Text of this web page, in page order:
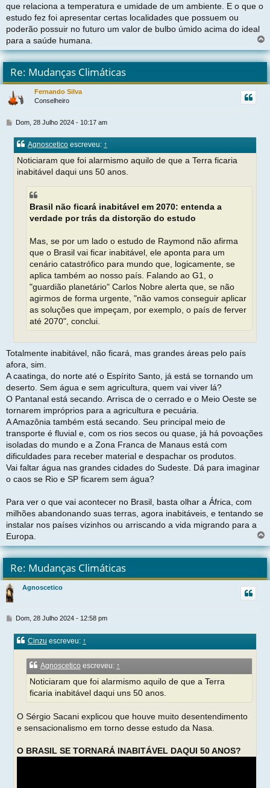
que relaciona a temperatura e umidade de um ambiente. E o que o
estudo fez foi apresentar certas localidades que possuem ou
poderão possuir no futuro um valor de bulbo úmido acima do ideal
para a saúde humana.
o
t
Re: Mudanças Climáticas
Fernando Silva
Conselheiro
M
n
Dom, 28 Julho 2024 - 10:17 am
Agnoscetico escreveu: ↑
Noticiaram que foi alarmismo aquilo de que a Terra ficaria
inabitável daqui uns 50 anos.
Brasil não ficará inabitável em 2070: entenda a
verdade por trás da distorção do estudo
Mas, se por um lado o estudo de Raymond não afirma
que o Brasil vai ficar inabitável, ele aponta para um
cenário catastrófico para mundo que, logicamente, se
aplica também ao nosso país. Falando ao G1, o
"guardião planetário" Carlos Nobre alerta que, se não
agirmos de forma urgente, "não vamos conseguir aplicar
as soluções que impeçam, por exemplo, o país de ferver
até 2070", conclui.
Totalmente inabitável, não ficará, mas grandes áreas pelo país
afora, sim.
A caatinga, do norte até o Espírito Santo, já está se tornando um
deserto. Sem água e sem agricultura, quem vai viver lá?
O Pantanal está secando. Arrisca de o cerrado e o Meio Oeste se
tornarem impróprios para a agricultura e pecuária.
A Amazônia também está secando. Seu principal meio de
transporte é fluvial e, com os rios secos ou quase, já há povoações
isoladas do mundo e a Zona Franca de Manaus está com
dificuldades para receber material e despachar os produtos.
Vai faltar água nas grandes cidades do Sudeste. Dá para imaginar
o caos se Rio e SP ficarem sem água?
Para ver o que vai acontecer no Brasil, basta olhar a África, com
milhões abandonando suas terras, agora inabitáveis, e tentando se
instalar nos países vizinhos ou arriscando a vida migrando para a
Europa.
o
t
Re: Mudanças Climáticas
Agnoscetico
M
n
Dom, 28 Julho 2024 - 12:58 pm
Cinzu escreveu: ↑
Agnoscetico escreveu: ↑
Noticiaram que foi alarmismo aquilo de que a Terra
ficaria inabitável daqui uns 50 anos.
O Sérgio Sacani explicou que houve muito desentendimento
e sensacionalismo em torno desse estudo da Nasa.
O BRASIL SE TORNARÁ INABITÁVEL DAQUI 50 ANOS?